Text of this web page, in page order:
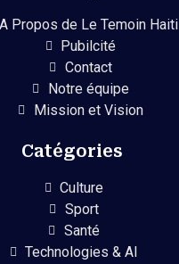
A Propos de Le Temoin Haiti
Pubilcité
Contact
Notre équipe
Mission et Vision
Catégories
Culture
Sport
Santé
Technologies & AI